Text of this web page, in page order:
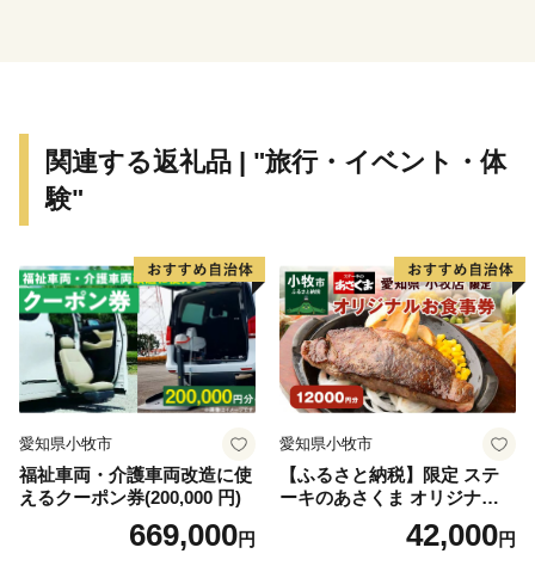
発のイノベーションと挑戦を後押しするスタートアップ
支援にも力を入れ、未来に向けた持続可能な地域づくり
ける女川町をぜひ応援してください。
関連する返礼品 | "旅行・イベント・体
験"
愛知県小牧市
福祉車両・介護車両改造に使
えるクーポン券(200,000 円)
669,000円
愛知県小牧市
【ふるさと納税】限定 ステ
ーキのあさくま オリジナル
お食事券 12000円 お好きなメ
ニュー 好きなだけ コーンス
42,000円